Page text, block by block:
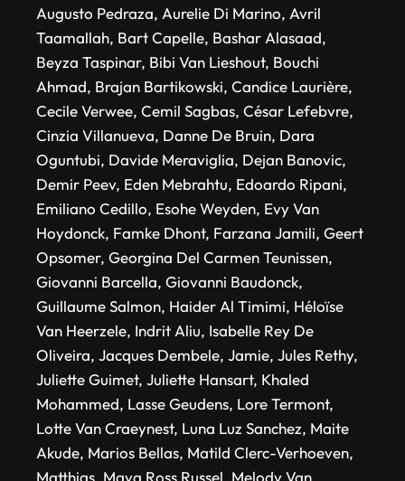
Augusto Pedraza, Aurelie Di Marino, Avril
Taamallah, Bart Capelle, Bashar Alasaad,
Beyza Taspinar, Bibi Van Lieshout, Bouchi
Ahmad, Brajan Bartikowski, Candice Laurière,
Cecile Verwee, Cemil Sagbas, César Lefebvre,
Cinzia Villanueva, Danne De Bruin, Dara
Oguntubi, Davide Meraviglia, Dejan Banovic,
Demir Peev, Eden Mebrahtu, Edoardo Ripani,
Emiliano Cedillo, Esohe Weyden, Evy Van
Hoydonck, Famke Dhont, Farzana Jamili, Geert
Opsomer, Georgina Del Carmen Teunissen,
Giovanni Barcella, Giovanni Baudonck,
Guillaume Salmon, Haider Al Timimi, Héloïse
Van Heerzele, Indrit Aliu, Isabelle Rey De
Oliveira, Jacques Dembele, Jamie, Jules Rethy,
Juliette Guimet, Juliette Hansart, Khaled
Mohammed, Lasse Geudens, Lore Termont,
Lotte Van Craeynest, Luna Luz Sanchez, Maite
Akude, Marios Bellas, Matild Clerc-Verhoeven,
Matthias, Maya Ross Russel, Melody Van